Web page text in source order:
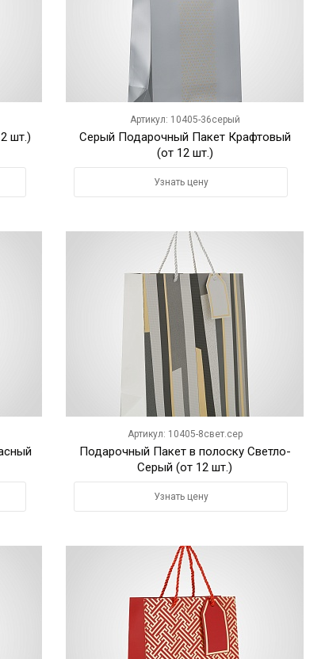
шт.)
Артикул: 10405-36серый
Серый Подарочный Пакет Крафтовый
(от 12 шт.)
Узнать цену
Артикул: 10405-8свет.сер
Подарочный Пакет в полоску Светло-
Серый (от 12 шт.)
Узнать цену